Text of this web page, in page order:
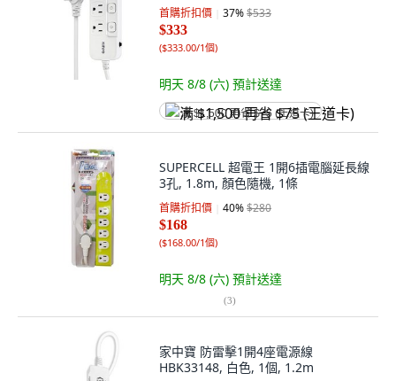
首購折扣價 37%$533
$333
($333.00/1個)
明天 8/8 (六) 預計送達
满 $1,500 再省 $75 (王道卡)
SUPERCELL 超電王 1開6插電腦延長線
3孔, 1.8m, 顏色隨機, 1條
首購折扣價 40%$280
$168
($168.00/1個)
明天 8/8 (六) 預計送達
(3)
家中寶 防雷擊1開4座電源線
HBK33148, 白色, 1個, 1.2m